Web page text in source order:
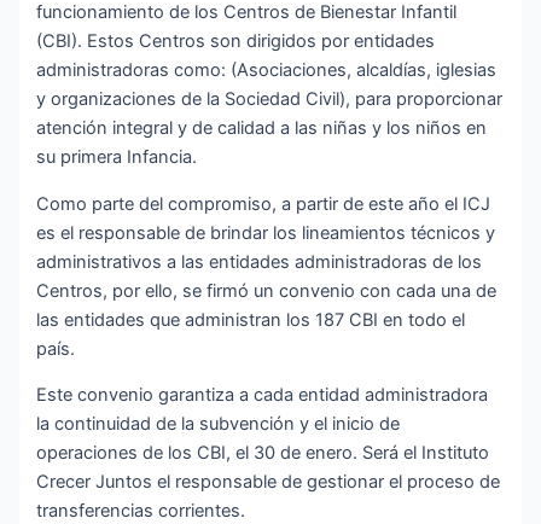
funcionamiento de los Centros de Bienestar Infantil
(CBI). Estos Centros son dirigidos por entidades
administradoras como: (Asociaciones, alcaldías, iglesias
y organizaciones de la Sociedad Civil), para proporcionar
atención integral y de calidad a las niñas y los niños en
su primera Infancia.
Como parte del compromiso, a partir de este año el ICJ
es el responsable de brindar los lineamientos técnicos y
administrativos a las entidades administradoras de los
Centros, por ello, se firmó un convenio con cada una de
las entidades que administran los 187 CBI en todo el
país.
Este convenio garantiza a cada entidad administradora
la continuidad de la subvención y el inicio de
operaciones de los CBI, el 30 de enero. Será el Instituto
Crecer Juntos el responsable de gestionar el proceso de
transferencias corrientes.